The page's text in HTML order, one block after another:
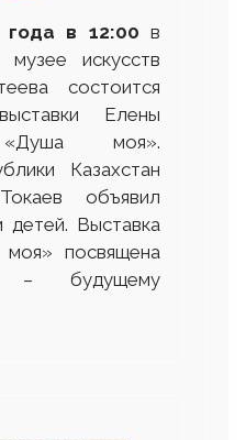
года в 12:00 в
музее искусств
состоится
Елены
«Душа моя».
Казахстан
объявил
Выставка
посвящена
– будущему